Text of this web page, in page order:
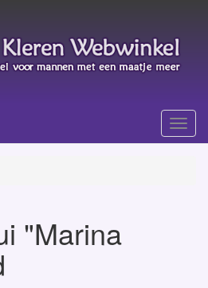
Menu
"Marina